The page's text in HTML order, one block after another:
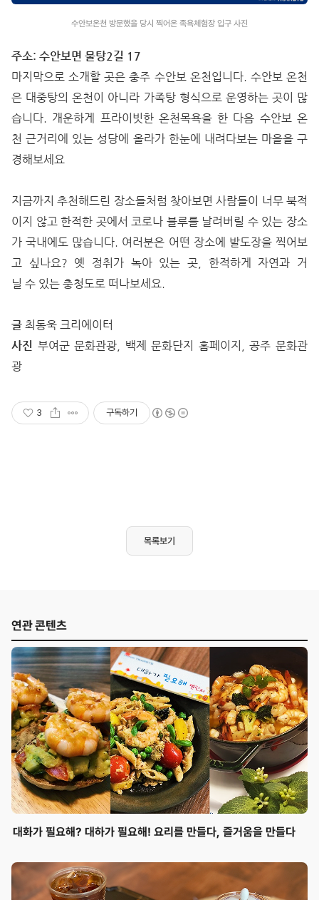
수안보온천 방문했을 당시 찍어온 족욕체험장 입구 사진
주소: 수안보면 물탕2길 17
마지막으로 소개할 곳은 충주 수안보 온천입니다. 수안보 온천
은 대중탕의 온천이 아니라 가족탕 형식으로 운영하는 곳이 많
습니다. 개운하게 프라이빗한 온천목욕을 한 다음 수안보 온
천 근거리에 있는 성당에 올라가 한눈에 내려다보는 마을을 구
경해보세요
지금까지 추천해드린 장소들처럼 찾아보면 사람들이 너무 북적
이지 않고 한적한 곳에서 코로나 블루를 날려버릴 수 있는 장소
가 국내에도 많습니다. 여러분은 어떤 장소에 발도장을 찍어보
고 싶나요? 옛 정취가 녹아 있는 곳, 한적하게 자연과 거
닐 수 있는 충청도로 떠나보세요.
글 최동욱 크리에이터
사진 부여군 문화관광, 백제 문화단지 홈페이지, 공주 문화관
광
3 구독하기
목록보기
연관 콘텐츠
대화가 필요해? 대하가 필요해! 요리를 만들다, 즐거움을 만들다